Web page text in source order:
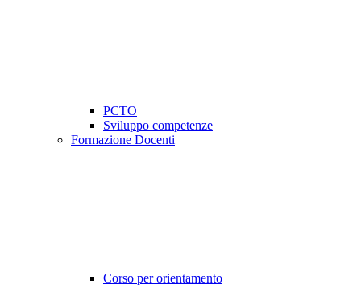
PCTO
Sviluppo competenze
Formazione Docenti
Corso per orientamento